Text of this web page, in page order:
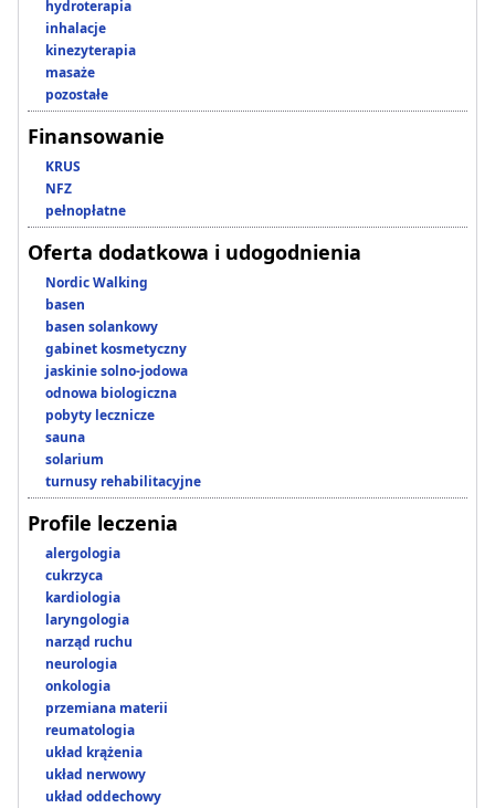
hydroterapia
inhalacje
kinezyterapia
masaże
pozostałe
Finansowanie
KRUS
NFZ
pełnopłatne
Oferta dodatkowa i udogodnienia
Nordic Walking
basen
basen solankowy
gabinet kosmetyczny
jaskinie solno-jodowa
odnowa biologiczna
pobyty lecznicze
sauna
solarium
turnusy rehabilitacyjne
Profile leczenia
alergologia
cukrzyca
kardiologia
laryngologia
narząd ruchu
neurologia
onkologia
przemiana materii
reumatologia
układ krążenia
układ nerwowy
układ oddechowy